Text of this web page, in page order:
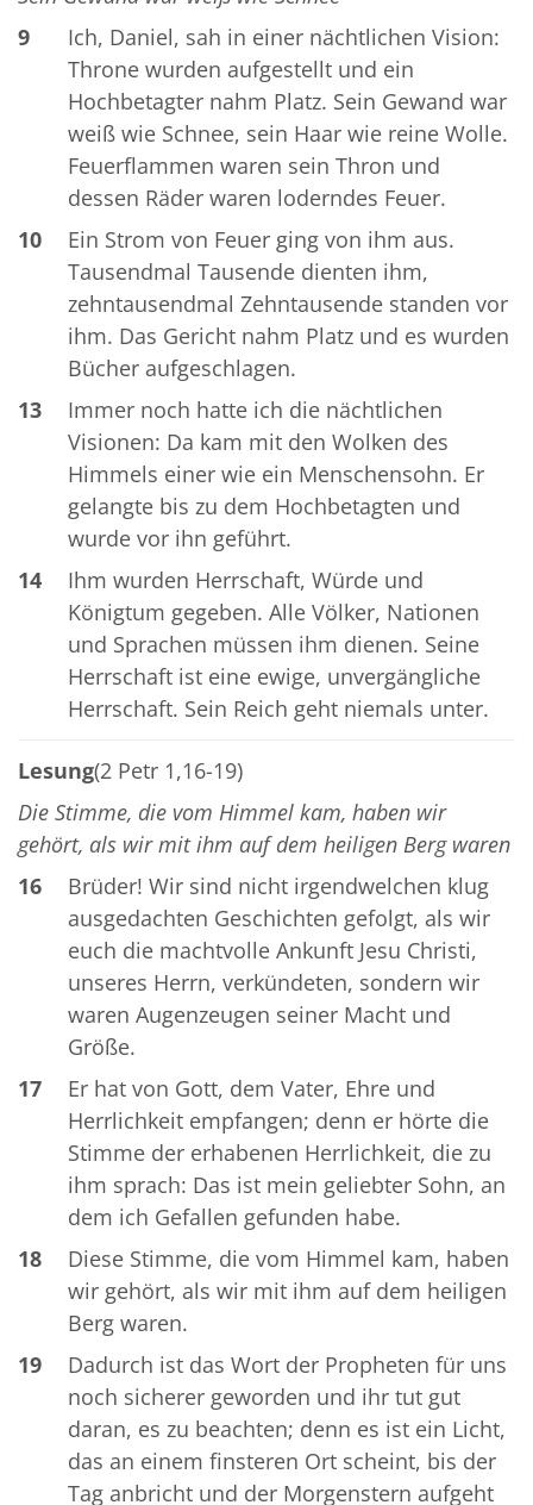
9
Ich, Daniel, sah in einer nächtlichen Vision:
Throne wurden aufgestellt und ein
Hochbetagter nahm Platz. Sein Gewand war
weiß wie Schnee, sein Haar wie reine Wolle.
Feuerflammen waren sein Thron und
dessen Räder waren loderndes Feuer.
10
Ein Strom von Feuer ging von ihm aus.
Tausendmal Tausende dienten ihm,
zehntausendmal Zehntausende standen vor
ihm. Das Gericht nahm Platz und es wurden
Bücher aufgeschlagen.
13
Immer noch hatte ich die nächtlichen
Visionen: Da kam mit den Wolken des
Himmels einer wie ein Menschensohn. Er
gelangte bis zu dem Hochbetagten und
wurde vor ihn geführt.
14
Ihm wurden Herrschaft, Würde und
Königtum gegeben. Alle Völker, Nationen
und Sprachen müssen ihm dienen. Seine
Herrschaft ist eine ewige, unvergängliche
Herrschaft. Sein Reich geht niemals unter.
Lesung(2 Petr 1,16-19)
Die Stimme, die vom Himmel kam, haben wir
gehört, als wir mit ihm auf dem heiligen Berg waren
16
Brüder! Wir sind nicht irgendwelchen klug
ausgedachten Geschichten gefolgt, als wir
euch die machtvolle Ankunft Jesu Christi,
unseres Herrn, verkündeten, sondern wir
waren Augenzeugen seiner Macht und
Größe.
17
Er hat von Gott, dem Vater, Ehre und
Herrlichkeit empfangen; denn er hörte die
Stimme der erhabenen Herrlichkeit, die zu
ihm sprach: Das ist mein geliebter Sohn, an
dem ich Gefallen gefunden habe.
18
Diese Stimme, die vom Himmel kam, haben
wir gehört, als wir mit ihm auf dem heiligen
Berg waren.
19
Dadurch ist das Wort der Propheten für uns
noch sicherer geworden und ihr tut gut
daran, es zu beachten; denn es ist ein Licht,
das an einem finsteren Ort scheint, bis der
Tag anbricht und der Morgenstern aufgeht